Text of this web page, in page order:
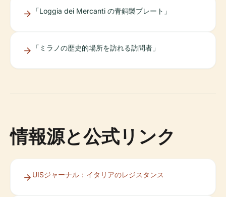
「Loggia dei Mercanti の青銅製プレート」
「ミラノの歴史的場所を訪れる訪問者」
情報源と公式リンク
UISジャーナル：イタリアのレジスタンス